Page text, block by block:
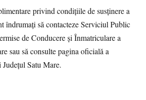
privind condițiile de susținere a
îndrumați să contacteze Serviciul Public
de Conducere și Înmatriculare a
sau să consulte pagina oficială a
Satu Mare.